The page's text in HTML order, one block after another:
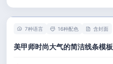
7种语言 16种配色 含封面
美甲师时尚大气的简洁线条模板